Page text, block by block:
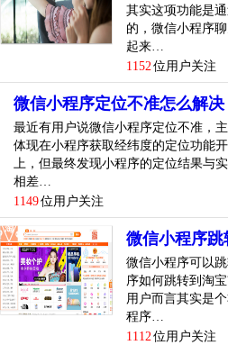
新手怎么做
现在在网店卖什么赚钱？
主要看你卖什么有优势
对你来说是有利可图的
其实要看你做的是不是比别人好
其实这项功能是
的，微信小程序
起来…
1152 位用户关注
微信小程序定位不准怎么解决
最近有用户说微信小程序定位不准，
体现在小程序获取经纬度的定位功能
上，但最终发现小程序的定位结果与
相差…
1149位用户关注
微信小程序
微信小程序可以
序如何跳转到淘
用户而言其实是
程序…
1112 位用户关注